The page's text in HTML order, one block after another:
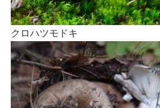
クロハツモドキ